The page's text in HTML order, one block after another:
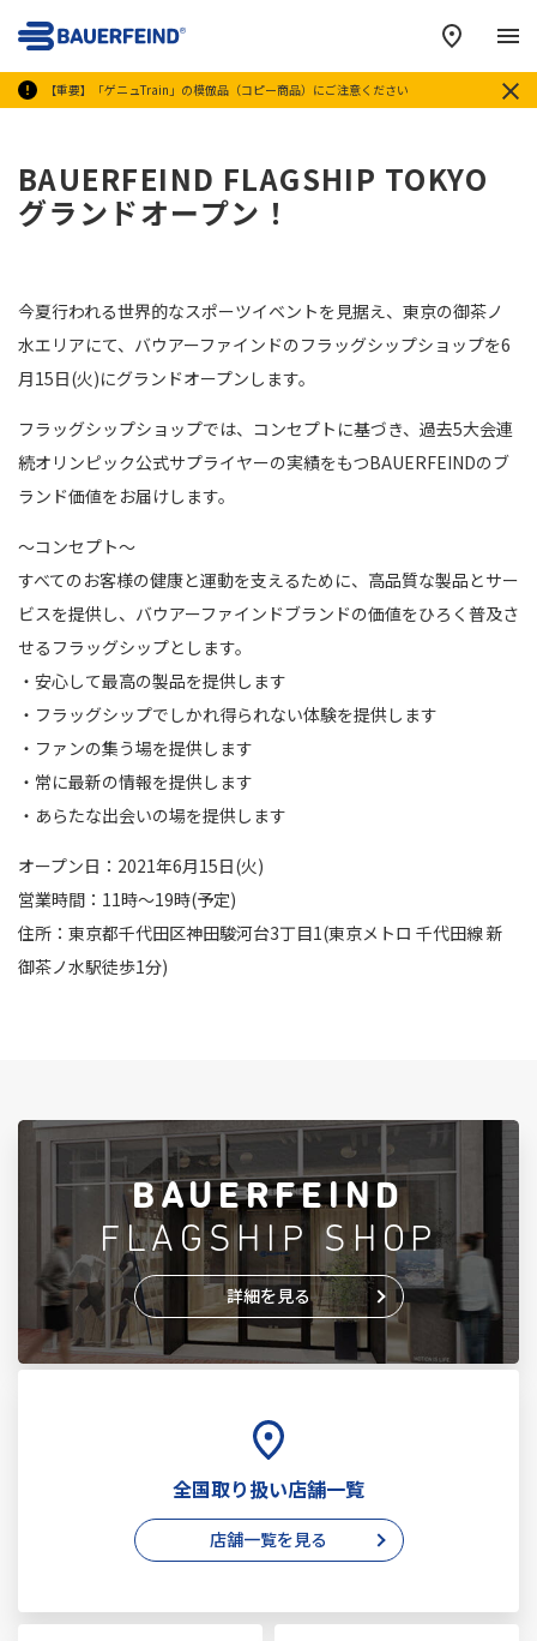
【重要】「ゲニュTrain」の模倣品（コピー商品）にご注意ください
メ
BAUERFEIND FLAGSHIP TOKYO
グランドオープン！
今夏行われる世界的なスポーツイベントを見据え、東京の御茶ノ
水エリアにて、バウアーファインドのフラッグシップショップを6
月15日(火)にグランドオープンします。
フラッグシップショップでは、コンセプトに基づき、過去5大会連
続オリンピック公式サプライヤーの実績をもつBAUERFEINDのブ
ランド価値をお届けします。
～コンセプト～
すべてのお客様の健康と運動を支えるために、高品質な製品とサー
ビスを提供し、バウアーファインドブランドの価値をひろく普及さ
せるフラッグシップとします。
・安心して最高の製品を提供します
・フラッグシップでしかれ得られない体験を提供します
・ファンの集う場を提供します
・常に最新の情報を提供します
・あらたな出会いの場を提供します
オープン日：2021年6月15日(火)
営業時間：11時～19時(予定)
住所：東京都千代田区神田駿河台3丁目1(東京メトロ 千代田線 新
御茶ノ水駅徒歩1分)
BAUERFEIND
FLAGSHIP SHOP
詳細を見る
全国取り扱い店舗一覧
店舗一覧を見る